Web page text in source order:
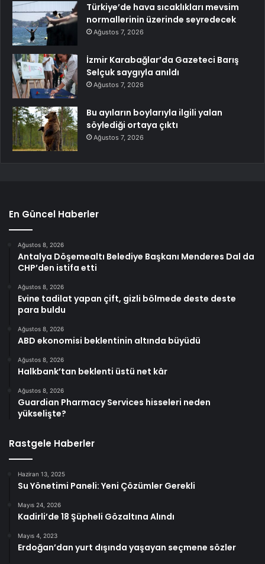
Türkiye’de hava sıcaklıkları mevsim
normallerinin üzerinde seyredecek
Ağustos 7, 2026
İzmir Karabağlar’da Gazeteci Barış
Selçuk saygıyla anıldı
Ağustos 7, 2026
Bu ayıların boylarıyla ilgili yalan
söylediği ortaya çıktı
Ağustos 7, 2026
En Güncel Haberler
Ağustos 8, 2026
Antalya Döşemealtı Belediye Başkanı Menderes Dal da
CHP’den istifa etti
Ağustos 8, 2026
Evine tadilat yapan çift, gizli bölmede deste deste
para buldu
Ağustos 8, 2026
ABD ekonomisi beklentinin altında büyüdü
Ağustos 8, 2026
Halkbank’tan beklenti üstü net kâr
Ağustos 8, 2026
Guardian Pharmacy Services hisseleri neden
yükselişte?
Rastgele Haberler
Haziran 13, 2025
Su Yönetimi Paneli: Yeni Çözümler Gerekli
Mayıs 24, 2026
Kadirli’de 18 Şüpheli Gözaltına Alındı
Mayıs 4, 2023
Erdoğan’dan yurt dışında yaşayan seçmene sözler